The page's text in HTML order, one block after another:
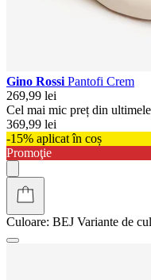
Gino Rossi Pantofi Crem
269,99 lei
Cel mai mic preț din
369,99 lei
-15% aplicat în coș
Promoţie
Culoare: BEJ Variante de